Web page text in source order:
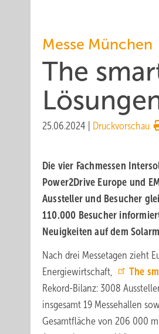
Messe München
The
25.06.2024 Druckvorschau
Die vier Fachmessen
Power2Drive Europe und
Aussteller und Besucher
110.000 Besucher
Neuigkeiten auf dem
Nach drei Messetagen zieht
Energiewirtschaft,
The
Rekord-Bilanz: 3008
insgesamt 19 Messehallen
Gesamtfläche von 206 000 m